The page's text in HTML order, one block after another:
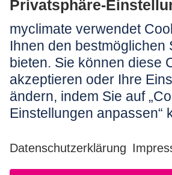
Rechtliches:
Impressum
Nutzungshinweis
AGB
Datenschutz
Barrierefreiheit